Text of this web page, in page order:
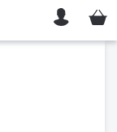
Mein